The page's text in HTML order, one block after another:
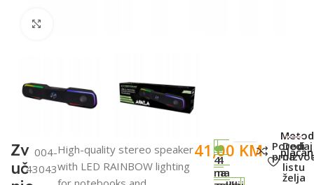
Zv
uč
004-
43043
High-quality stereo speaker
with LED RAINBOW lighting
41,00 KM
4
na
4
na
Poredi
Dodaj
na
listu
želja